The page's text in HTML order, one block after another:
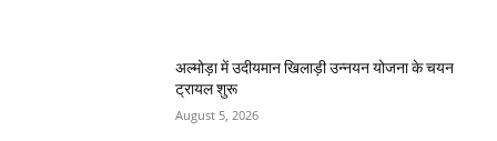
अल्मोड़ा में उदीयमान खिलाड़ी उन्नयन योजना के चयन
ट्रायल शुरू
August 5, 2026